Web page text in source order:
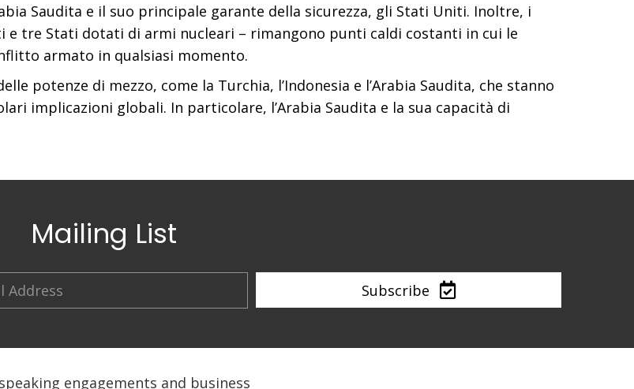
Saudita e il suo principale garante della sicurezza, gli Stati Uniti. Inoltre, i
e tre Stati dotati di armi nucleari – rimangono punti caldi costanti in cui le
armato in qualsiasi momento.
potenze di mezzo, come la Turchia, l’Indonesia e l’Arabia Saudita, che stanno
implicazioni globali. In particolare, l’Arabia Saudita e la sua capacità di
Mailing List
Subscribe
engagements and business